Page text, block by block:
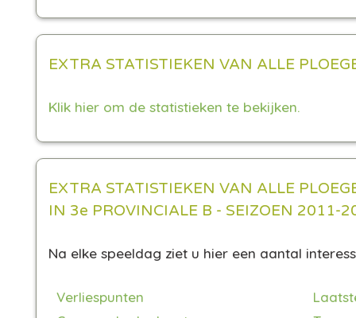
EXTRA STATISTIEKEN VAN ALLE
Klik hier om de statistieken te bekijken.
EXTRA STATISTIEKEN VAN ALLE
IN 3e PROVINCIALE B - SEIZOEN 2011-
Na elke speeldag ziet u hier een aantal
Verliespunten